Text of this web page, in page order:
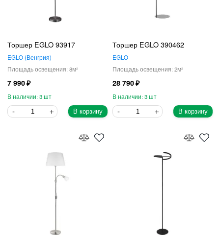
Торшер EGLO 93917
EGLO Венгрия
8
7 990
3
В корзину
Торшер EGLO 390462
EGLO
2
28 790
3
В корзину